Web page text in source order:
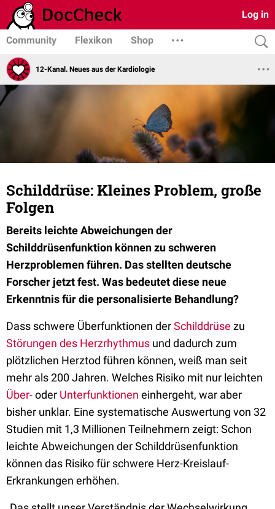
Log in
Community Flexikon Shop
12-Kanal. Neues aus der Kardiologie
Schilddrüse: Kleines Problem, große
Folgen
Bereits leichte Abweichungen der
Schilddrüsenfunktion können zu schweren
Herzproblemen führen. Das stellten deutsche
Forscher jetzt fest. Was bedeutet diese neue
Erkenntnis für die personalisierte Behandlung?
Dass schwere Überfunktionen derSchilddrüse zu
Störungen des Herzrhythmus und dadurch zum
plötzlichen Herztod führen können, weiß man seit
mehr als 200 Jahren. Welches Risiko mit nur leichten
Über-oder Unterfunktionen einhergeht, war aber
bisher unklar. Eine systematische Auswertung von 32
Studien mit 1,3 Millionen Teilnehmern zeigt: Schon
leichte Abweichungen der Schilddrüsenfunktion
können das Risiko für schwere Herz-Kreislauf-
Erkrankungen erhöhen.